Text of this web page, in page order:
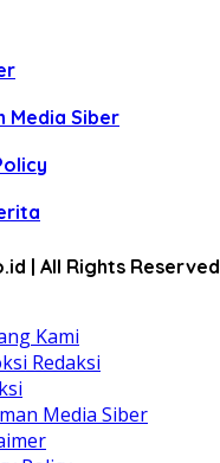
Media Siber
| All Rights Reserved
Kami
Redaksi
Media Siber